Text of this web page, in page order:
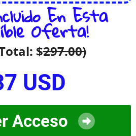
En Esta
Oferta!
$297.00)
USD
Acceso